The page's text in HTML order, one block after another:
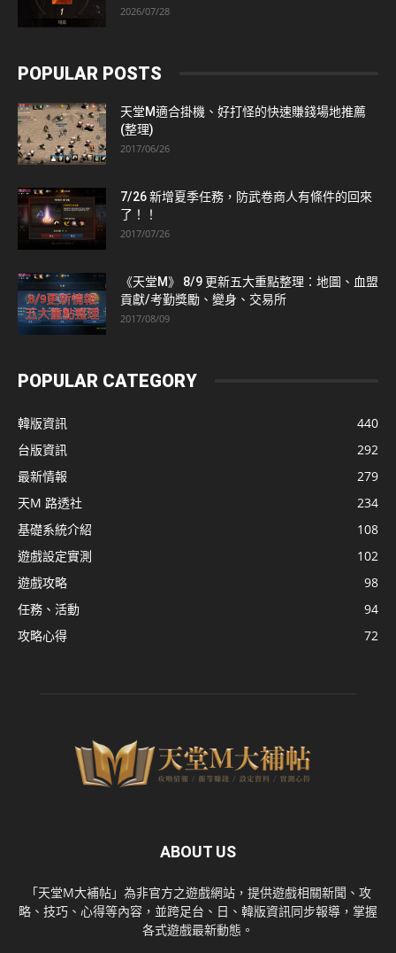
2026/07/28
POPULAR POSTS
天堂M適合掛機、好打怪的快速賺錢場地推薦
(整理)
2017/06/26
7/26 新增夏季任務，防武卷商人有條件的回來
了！！
2017/07/26
《天堂M》 8/9 更新五大重點整理：地圖、血盟
貢獻/考勤獎勵、變身、交易所
2017/08/09
POPULAR CATEGORY
韓版資訊
440
台版資訊
292
最新情報
279
天M 路透社
234
基礎系統介紹
108
遊戲設定實測
102
遊戲攻略
98
任務、活動
94
攻略心得
72
ABOUT US
「天堂M大補帖」為非官方之遊戲網站，提供遊戲相關新聞、攻
略、技巧、心得等內容，並跨足台、日、韓版資訊同步報導，掌握
各式遊戲最新動態。